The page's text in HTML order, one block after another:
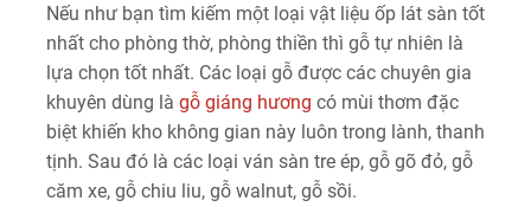
Nếu như bạn tìm kiếm một loại vật liệu ốp lát sàn tốt
nhất cho phòng thờ, phòng thiền thì gỗ tự nhiên là
lựa chọn tốt nhất. Các loại gỗ được các chuyên gia
khuyên dùng là gỗ giáng hương có mùi thơm đặc
biệt khiến kho không gian này luôn trong lành, thanh
tịnh. Sau đó là các loại ván sàn tre ép, gỗ gõ đỏ, gỗ
căm xe, gỗ chiu liu, gỗ walnut, gỗ sồi.